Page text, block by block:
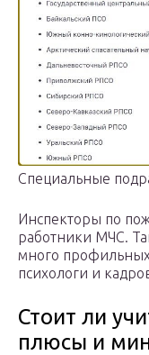
Специальные
Инспекторы по
работники МЧС.
много
психологи и
Стоит ли
плюсы и